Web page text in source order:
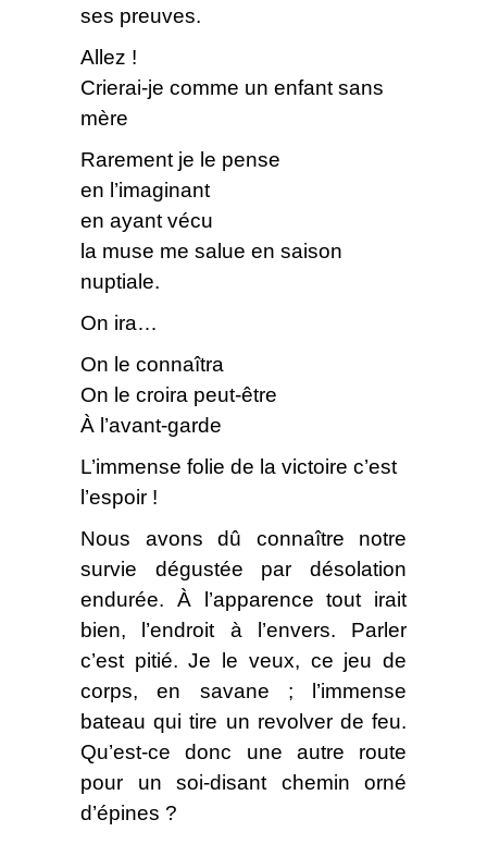
ses preuves.
Allez !
Crierai-je comme un enfant sans
mère
Rarement je le pense
en l’imaginant
en ayant vécu
la muse me salue en saison
nuptiale.
On ira…
On le connaîtra
On le croira peut-être
À l’avant-garde
L’immense folie de la victoire c’est
l’espoir !
Nous avons dû connaître notre
survie dégustée par désolation
endurée. À l’apparence tout irait
bien, l’endroit à l’envers. Parler
c’est pitié. Je le veux, ce jeu de
corps, en savane ; l’immense
bateau qui tire un revolver de feu.
Qu’est-ce donc une autre route
pour un soi-disant chemin orné
d’épines ?